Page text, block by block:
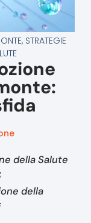
, STRATEGIE
della Salute
della